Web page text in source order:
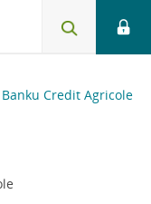
Credit Agricole